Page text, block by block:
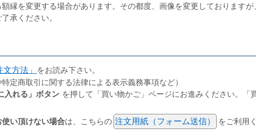
縁を変更する場合があります。その都度、画像を変更しております
承ください。
文方法」 をお読み下さい。
特定商取引に関する法律による表示義務事項など）
入れる」ボタン を押して「買い物かご」ページにお進みください。
使い頂けない場合は、こちらの 注文用紙（フォーム送信）
をご利用